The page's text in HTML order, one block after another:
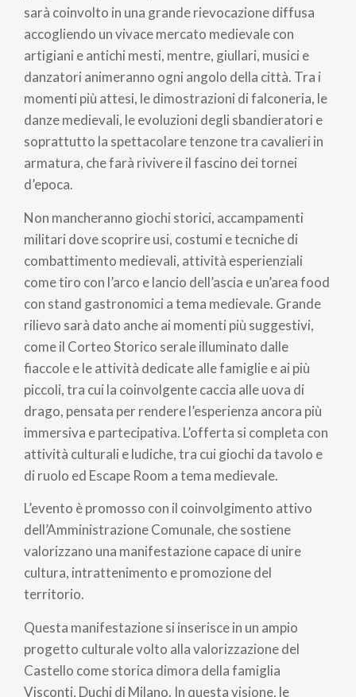
sarà coinvolto in una grande rievocazione diffusa
accogliendo un vivace mercato medievale con
artigiani e antichi mesti, mentre, giullari, musici e
danzatori animeranno ogni angolo della città. Tra i
momenti più attesi, le dimostrazioni di falconeria, le
danze medievali, le evoluzioni degli sbandieratori e
soprattutto la spettacolare tenzone tra cavalieri in
armatura, che farà rivivere il fascino dei tornei
d’epoca.
Non mancheranno giochi storici, accampamenti
militari dove scoprire usi, costumi e tecniche di
combattimento medievali, attività esperienziali
come tiro con l’arco e lancio dell’ascia e un’area food
con stand gastronomici a tema medievale. Grande
rilievo sarà dato anche ai momenti più suggestivi,
come il Corteo Storico serale illuminato dalle
fiaccole e le attività dedicate alle famiglie e ai più
piccoli, tra cui la coinvolgente caccia alle uova di
drago, pensata per rendere l’esperienza ancora più
immersiva e partecipativa. L’offerta si completa con
attività culturali e ludiche, tra cui giochi da tavolo e
di ruolo ed Escape Room a tema medievale.
L’evento è promosso con il coinvolgimento attivo
dell’Amministrazione Comunale, che sostiene
valorizzano una manifestazione capace di unire
cultura, intrattenimento e promozione del
territorio.
Questa manifestazione si inserisce in un ampio
progetto culturale volto alla valorizzazione del
Castello come storica dimora della famiglia
Visconti, Duchi di Milano. In questa visione, le